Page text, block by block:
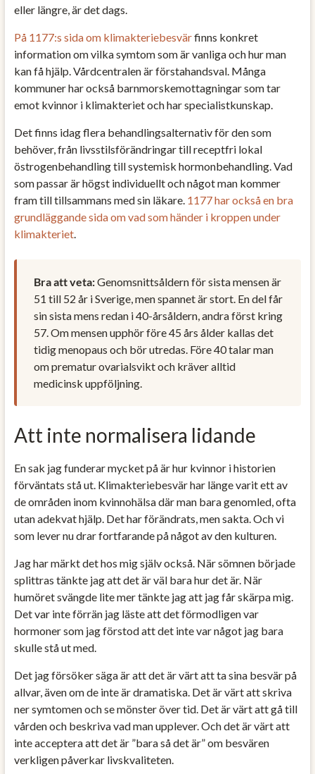
eller längre, är det dags.
På 1177:s sida om klimakteriebesvärfinns konkret
information om vilka symtom som är vanliga och hur man
kan få hjälp. Vårdcentralen är förstahandsval. Många
kommuner har också barnmorskemottagningar som tar
emot kvinnor i klimakteriet och har specialistkunskap.
Det finns idag flera behandlingsalternativ för den som
behöver, från livsstilsförändringar till receptfri lokal
östrogenbehandling till systemisk hormonbehandling. Vad
som passar är högst individuellt och något man kommer
fram till tillsammans med sin läkare. 1177 har också en bra
grundläggande sida om vad som händer i kroppen under
klimakteriet.
Bra att veta:Genomsnittsåldern för sista mensen är
51 till 52 år i Sverige, men spannet är stort. En del får
sin sista mens redan i 40-årsåldern, andra först kring
57. Om mensen upphör före 45 års ålder kallas det
tidig menopaus och bör utredas. Före 40 talar man
om prematur ovarialsvikt och kräver alltid
medicinsk uppföljning.
Att inte normalisera lidande
En sak jag funderar mycket på är hur kvinnor i historien
förväntats stå ut. Klimakteriebesvär har länge varit ett av
de områden inom kvinnohälsa där man bara genomled, ofta
utan adekvat hjälp. Det har förändrats, men sakta. Och vi
som lever nu drar fortfarande på något av den kulturen.
Jag har märkt det hos mig själv också. När sömnen började
splittras tänkte jag att det är väl bara hur det är. När
humöret svängde lite mer tänkte jag att jag får skärpa mig.
Det var inte förrän jag läste att det förmodligen var
hormoner som jag förstod att det inte var något jag bara
skulle stå ut med.
Det jag försöker säga är att det är värt att ta sina besvär på
allvar, även om de inte är dramatiska. Det är värt att skriva
ner symtomen och se mönster över tid. Det är värt att gå till
vården och beskriva vad man upplever. Och det är värt att
inte acceptera att det är ”bara så det är” om besvären
verkligen påverkar livskvaliteten.